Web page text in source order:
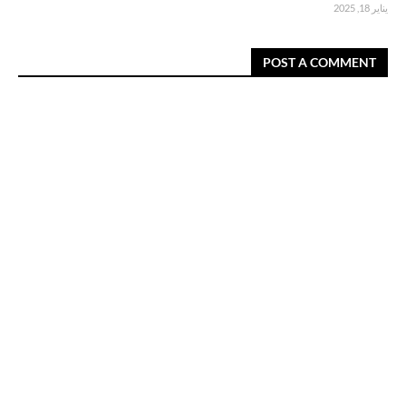
يناير 18, 2025
POST A COMMENT